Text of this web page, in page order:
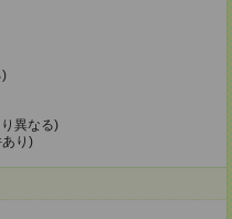
)
り異なる)
り)